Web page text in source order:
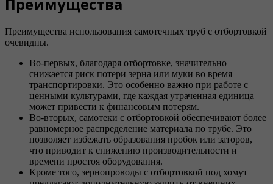
Преимущества
Преимущества использования самотечных труб с отбортовкой
очевидны.
Во-первых, благодаря отбортовке, значительно
снижается риск потери зерна или муки во время
транспортировки. Это особенно важно при работе с
ценными культурами, где каждая утраченная единица
может привести к финансовым потерям.
Во-вторых, самотеки с отбортовкой обеспечивают более
равномерное распределение материала по трубе. Это
позволяет избежать образования пробок или заторов,
что приводит к снижению производительности и
времени простоя оборудования.
Кроме того, зернопроводы с отбортовкой под хомут